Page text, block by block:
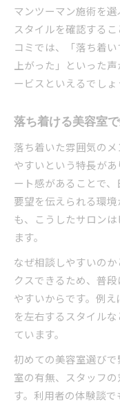
マンツーマン施術を
スタイルを確認する
コミでは、「落ち着
上がった」といった
ービスといえるでしょ
落ち着ける美容室
落ち着いた雰囲気の
やすいという特長が
ート感があることで
要望を伝えられる環
も、こうしたサロン
ます。
なぜ相談しやすいの
クスできるため、普
やすいからです。例
を左右するスタイル
ています。
初めての美容室選び
室の有無、スタッフ
す。利用者の体験談で